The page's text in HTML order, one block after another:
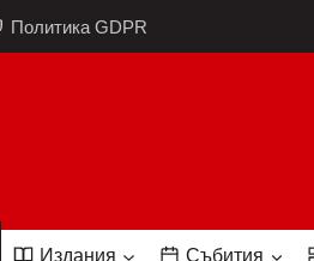
Политика GDPR
Издания Събития